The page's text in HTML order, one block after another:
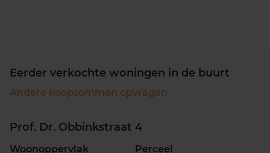
Eerder verkochte woningen in de buurt
Andere koopsommen opvragen
Prof. Dr. Obbinkstraat 4
Woonoppervlak Perceel